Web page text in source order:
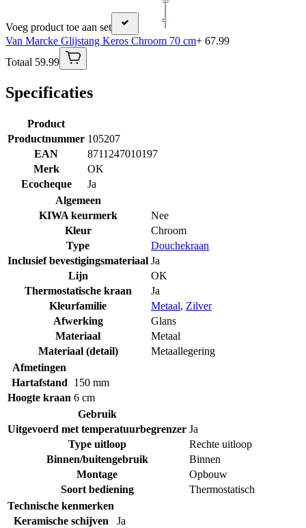
Voeg product toe aan set
Van Marcke Glijstang Keros Chroom 70 cm+ 67.99
Totaal 59.99
Specificaties
Product
Productnummer 105207
EAN
8711247010197
Merk
OK
Ecocheque
Ja
Algemeen
KIWA keurmerk
Nee
Kleur
Chroom
Type
Douchekraan
Inclusief bevestigingsmateriaal Ja
Lijn
OK
Thermostatische kraan
Ja
Kleurfamilie
Metaal, Zilver
Afwerking
Glans
Materiaal
Metaal
Materiaal (detail)
Metaallegering
Afmetingen
Hartafstand
150 mm
Hoogte kraan 6 cm
Gebruik
Uitgevoerd met temperatuurbegrenzer Ja
Type uitloop
Rechte uitloop
Binnen/buitengebruik
Binnen
Montage
Opbouw
Soort bediening
Thermostatisch
Technische kenmerken
Keramische schijven
Ja